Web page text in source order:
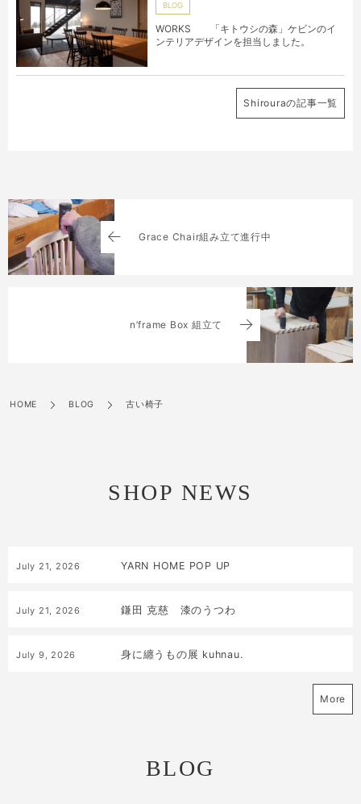
BLOG
WORKS 「キトウシの森」ケビンのイ
ンテリアデザインを担当しました。
Shirouraの記事一覧
Grace Chair組み立て進行中
n’frame Box 組立て
HOME BLOG 古い椅子
SHOP NEWS
July 21, 2026 YARN HOME POP UP
July 21, 2026 鎌田 克慈 漆のうつわ
July 9 , 2026 身に纏うもの展 kuhnau.
More
BLOG